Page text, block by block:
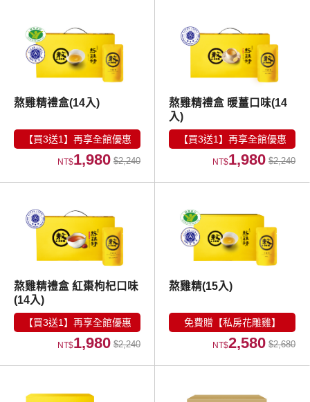
熬雞精禮盒(14入)
【買3送1】再享全館優惠
NT$1,980 $2,240
熬雞精禮盒 暖薑口味(14
入)
【買3送1】再享全館優惠
NT$1,980 $2,240
熬雞精禮盒 紅棗枸杞口味
(14入)
【買3送1】再享全館優惠
NT$1,980 $2,240
熬雞精(15入)
免費贈【私房花雕雞】
NT$2,580 $2,680